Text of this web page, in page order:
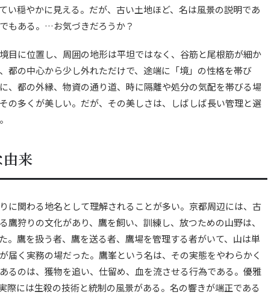
い穏やかに見える。だが、古い土地ほど、名は風景の説明であ
もある。…お気づきだろうか？
目に位置し、周囲の地形は平坦ではなく、谷筋と尾根筋が細か
都の中心から少し外れただけで、途端に「境」の性格を帯び
、都の外縁、物資の通り道、時に隔離や処分の気配を帯びる場
の多くが美しい。だが、その美しさは、しばしば長い管理と選
来
に関わる地名として理解されることが多い。京都周辺には、古
鷹狩りの文化があり、鷹を飼い、訓練し、放つための山野は、
。鷹を扱う者、鷹を送る者、鷹場を管理する者がいて、山は単
届く実務の場だった。鷹峯という名は、その実態をやわらかく
るのは、獲物を追い、仕留め、血を流させる行為である。優雅
際には生殺の技術と統制の風景がある。名の響きが端正である